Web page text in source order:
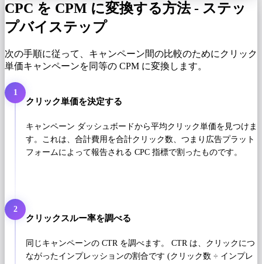
CPC を CPM に変換する方法 - ステッ
プバイステップ
次の手順に従って、キャンペーン間の比較のためにクリック
単価キャンペーンを同等の CPM に変換します。
1
クリック単価を決定する
キャンペーン ダッシュボードから平均クリック単価を見つけま
す。これは、合計費用を合計クリック数、つまり広告プラット
フォームによって報告される CPC 指標で割ったものです。
2
クリックスルー率を調べる
同じキャンペーンの CTR を調べます。 CTR は、クリックにつ
ながったインプレッションの割合です (クリック数 ÷ インプレ